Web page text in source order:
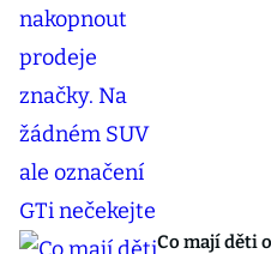
Co mají děti